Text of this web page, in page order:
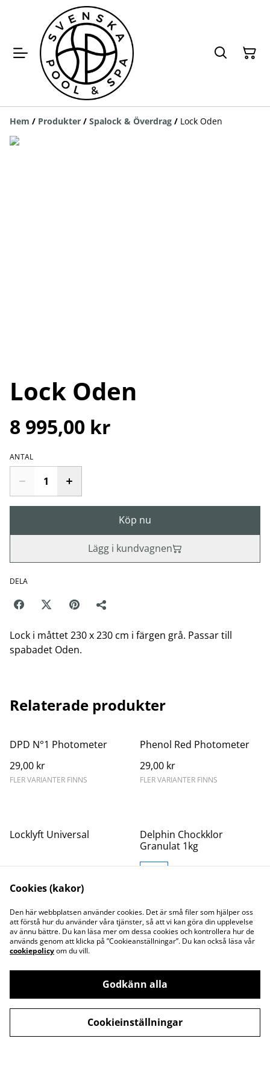
Hem / Produkter / Spalock & Överdrag / Lock Oden
Lock Oden
8 995,00 kr
ANTAL
Köp nu
Lägg i kundvagnen
DELA
Lock i måttet 230 x 230 cm i färgen grå. Passar till
spabadet Oden.
Relaterade produkter
DPD N°1 Photometer
29,00 kr
FLER VARIANTER FINNS
Phenol Red Photometer
29,00 kr
FLER VARIANTER FINNS
Locklyft Universal
3 495,00 kr
Delphin Chockklor
Granulat 1kg
SLUT
Integritetspolicy
Cookiepolicy
Cookies (kakor)
Den här webbplatsen använder cookies. Det är små filer som hjälper oss
att förstå hur du använder våra tjänster, så att vi kan göra din upplevelse
av ännu bättre. Du kan läsa mer om dessa cookies och kontrollera hur de
används genom att klicka på ”Cookieanställningar”. Du kan också läsa vår
cookiepolicyom du vill.
Godkänn alla
Cookieinställningar